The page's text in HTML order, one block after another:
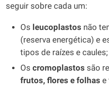
seguir sobre cada um:
Os leucoplastos não
(reserva energética) e
tipos de raízes e caules;
Os cromoplastos são
frutos, flores e folhas e